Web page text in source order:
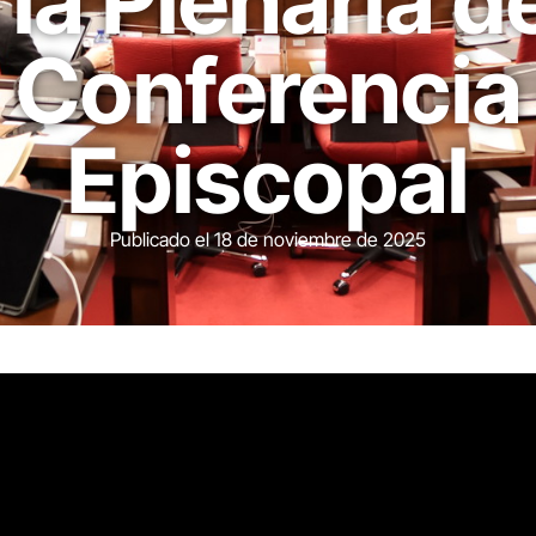
Conferencia
Episcopal
Publicado el 18 de noviembre de 2025